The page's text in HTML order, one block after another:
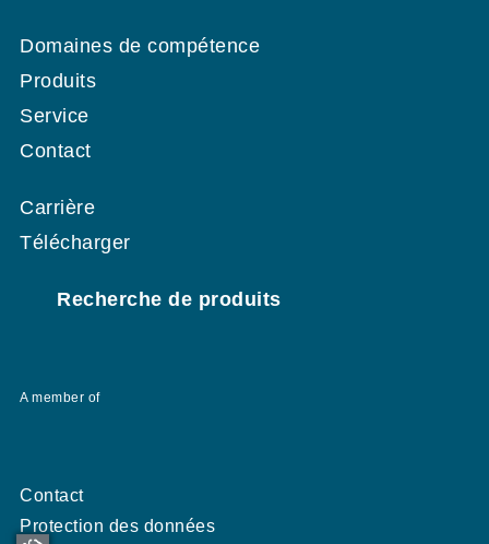
Domaines de compétence
Produits
Service
Contact
Carrière
Télécharger
Recherche de produits
Contact
Protection des données
A member of